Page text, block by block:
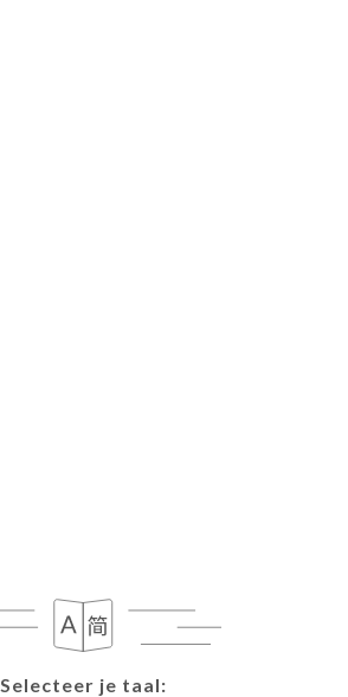
Selecteer je taal:
Selecteer je taal: